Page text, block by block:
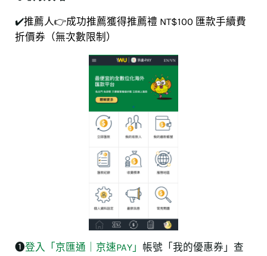
✔️推薦人👉成功推薦獲得推薦禮 NT$100 匯款手續費
折價券（無次數限制）
❶登入「京匯通｜京速PAY」 帳號「我的優惠券」查